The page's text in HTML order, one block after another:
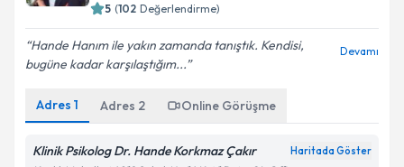
5 (102 Değerlendirme)
Hande Hanım ile yakın zamanda tanıştık. Kendisi,
bugüne kadar karşılaştığım...
Devamı
Adres 1 Adres 2 Online Görüşme
Klinik Psikolog Dr. Hande Korkmaz Çakır Haritada Göster